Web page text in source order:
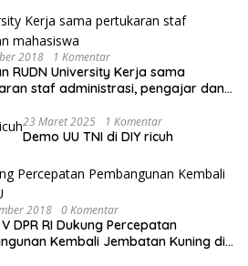
2018 1 Komentar
RUDN University Kerja sama
staf administrasi, pengajar dan
23 Maret 2025 1 Komentar
Demo UU TNI di DIY ricuh
2018 0 Komentar
DPR RI Dukung Percepatan
Kembali Jembatan Kuning di